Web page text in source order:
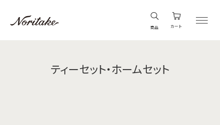
商品 カート
ティーセット・ホームセット